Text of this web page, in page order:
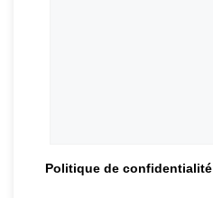
Politique de confidentialité